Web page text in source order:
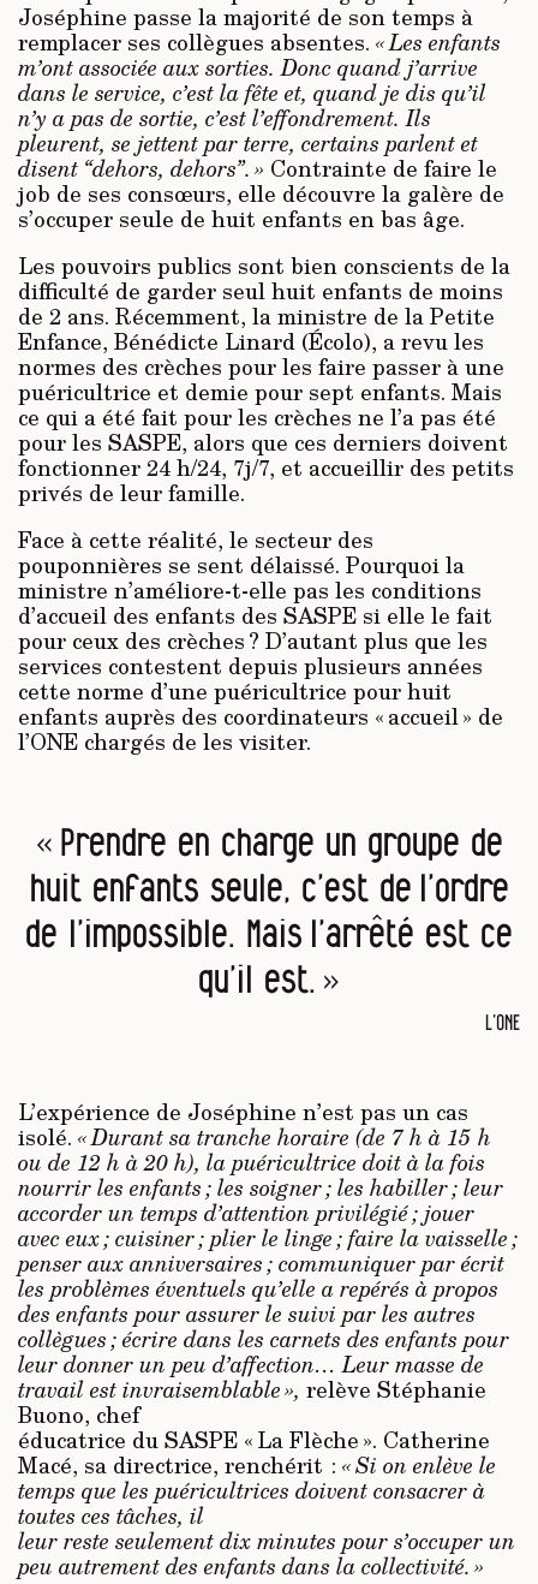
Joséphine passe la majorité de son temps à
remplacer ses collègues absentes. « Les enfants
m’ont associée aux sorties. Donc quand j’arrive
dans le service, c’est la fête et, quand je dis qu’il
n’y a pas de sortie, c’est l’effondrement. Ils
pleurent, se jettent par terre, certains parlent et
disent “dehors, dehors”. » Contrainte de faire le
job de ses consœurs, elle découvre la galère de
s’occuper seule de huit enfants en bas âge.
Les pouvoirs publics sont bien cons­cients de la
difficulté de garder seul huit enfants de moins
de 2 ans. Récemment, la ministre de la Petite
Enfance, Bénédicte Linard (Écolo), a revu les
normes des crèches pour les faire passer à une
puéricultrice et demie pour sept enfants. Mais
ce qui a été fait pour les crèches ne l’a pas été
pour les SASPE, alors que ces derniers doivent
fonctionner 24 h/24, 7j/7, et accueillir des petits
privés de leur famille.
Face à cette réalité, le secteur des
pouponnières se sent délaissé. Pourquoi la
ministre n’améliore-t-elle pas les conditions
d’accueil des enfants des SASPE si elle le fait
pour ceux des crèches ? D’autant plus que les
services contestent depuis plusieurs années
cette norme d’une puéricultrice pour huit
enfants auprès des coordinateurs « accueil » de
l’ONE chargés de les visiter.
« Prendre en charge un groupe de
huit enfants seule, c’est de l’ordre
de l’impossible. Mais l’arrêté est ce
qu’il est. »
L’ONE
L’expérience de Joséphine n’est pas un cas
isolé. « Durant sa tranche horaire (de 7 h à 15 h
ou de 12 h à 20 h), la puéricultrice doit à la fois
nourrir les enfants ; les soigner ; les habiller ; leur
accorder un temps d’attention privilégié ; jouer
avec eux ; cuisiner ; plier le linge ; faire la vaisselle ;
penser aux anniversaires ; communiquer par écrit
les problèmes éventuels qu’elle a repérés à propos
des enfants pour assurer le suivi par les autres
collègues ; écrire dans les carnets des enfants pour
leur donner un peu d’affection… Leur masse de
travail est invraisemblable », relève Stéphanie
Buono, chef
éducatrice du SASPE « La Flèche ». Catherine
Macé, sa directrice, renchérit : « Si on enlève le
temps que les puéricultrices doivent consacrer à
toutes ces tâches, il
leur reste seulement dix minutes pour s’occuper un
peu autrement des enfants dans la collectivité. »